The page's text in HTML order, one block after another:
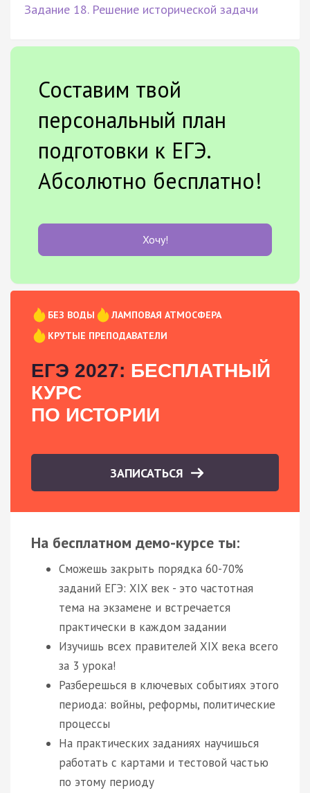
Задание 18. Решение исторической задачи
Составим твой
персональный план
подготовки к ЕГЭ.
Абсолютно бесплатно!
Хочу!
БЕЗ ВОДЫ
ЛАМПОВАЯ АТМОСФЕРА
КРУТЫЕ ПРЕПОДАВАТЕЛИ
ЕГЭ 2027: БЕСПЛАТНЫЙ
КУРС
ПО ИСТОРИИ
ЗАПИСАТЬСЯ
На бесплатном демо-курсе ты:
Сможешь закрыть порядка 60-70%
заданий ЕГЭ: XIX век - это частотная
тема на экзамене и встречается
практически в каждом задании
Изучишь всех правителей XIX века всего
за 3 урока!
Разберешься в ключевых событиях этого
периода: войны, реформы, политические
процессы
На практических заданиях научишься
работать с картами и тестовой частью
по этому периоду